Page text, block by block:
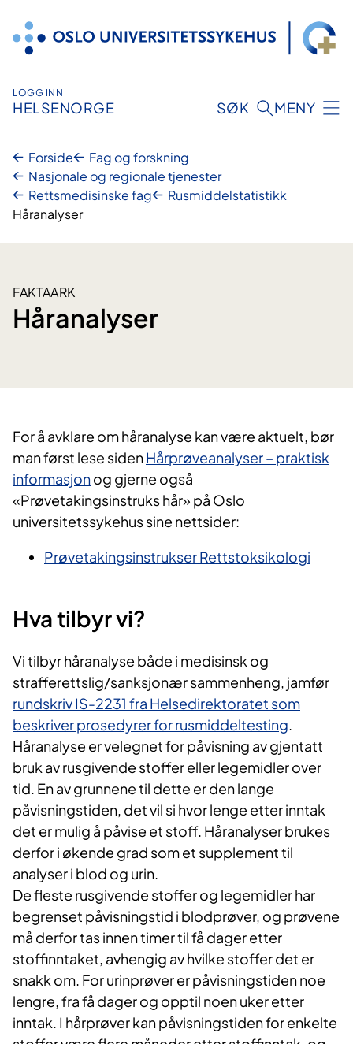
innhold
LOGG INN
HELSENORGE SØK MENY
Forside
Fag og forskning
Nasjonale og regionale tjenester
Rettsmedisinske fag
Rusmiddelstatistikk
Håranalyser
FAKTAARK
Håranalyser
For å avklare om håranalyse kan være aktuelt, bør
man først lese sidenHårprøveanalyser – praktisk
informasjonog gjerne også
«Prøvetakingsinstruks hår» på Oslo
universitetssykehus sine nettsider:
Prøvetakingsinstrukser Rettstoksikologi
Hva tilbyr vi?
​Vi tilbyr håranalyse både i medisinsk og
strafferettslig/sanksjonær sammenheng, jamfør
rundskriv IS-2231 fra Helsedirektoratet som
beskriver prosedyrer for rusmiddeltesting.
Håranalyse er velegnet for påvisning av gjentatt
bruk av rusgivende stoffer eller legemidler over
tid. En av grunnene til dette er den lange
påvisningstiden, det vil si hvor lenge etter inntak
det er mulig å påvise et stoff. Håranalyser brukes
derfor i økende grad som et supplement til
analyser i blod og urin.
De fleste rusgivende stoffer og legemidler har
begrenset påvisningstid i blodprøver, og prøvene
må derfor tas innen timer til få dager etter
stoffinntaket, avhengig av hvilke stoffer det er
snakk om. For urinprøver er påvisningstiden noe
lengre, fra få dager og opptil noen uker etter
inntak. I hårprøver kan påvisningstiden for enkelte